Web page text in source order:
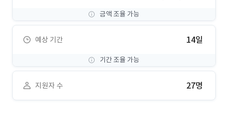
금액 조율 가능
예상 기간 14일
기간 조율 가능
지원자 수 27명